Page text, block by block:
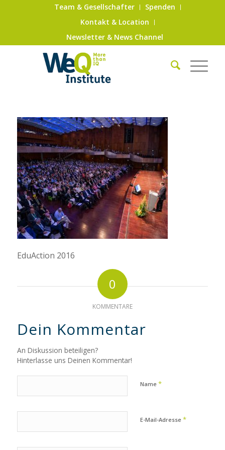
Team & Gesellschafter
Spenden
Kontakt & Location
Newsletter & News Channel
EduAction 2016
0
KOMMENTARE
Dein Kommentar
An Diskussion beteiligen?
Hinterlasse uns Deinen Kommentar!
Name *
E-Mail-Adresse *